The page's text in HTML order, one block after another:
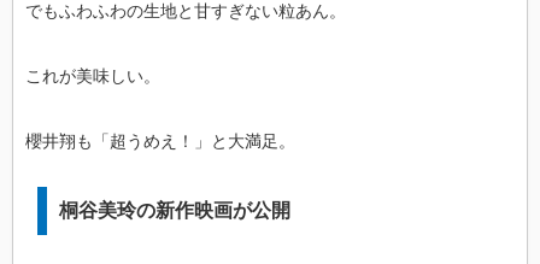
でもふわふわの生地と甘すぎない粒あん。
これが美味しい。
櫻井翔も「超うめえ！」と大満足。
桐谷美玲の新作映画が公開